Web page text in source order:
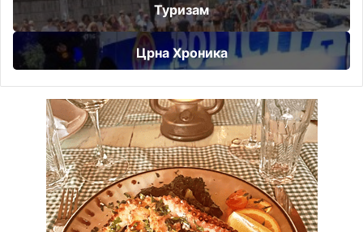
Туризам
Црна Хроника